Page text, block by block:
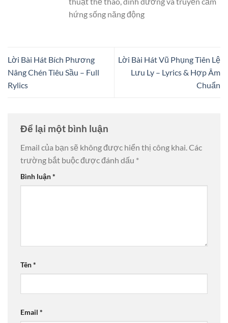
hứng sống năng động
Lời Bài Hát Bích Phương
Nâng Chén Tiêu Sầu – Full
Rylics
Lời Bài Hát Vũ Phụng Tiên Lệ
Lưu Ly – Lyrics & Hợp Âm
Chuẩn
Để lại một bình luận
Email của bạn sẽ không được hiển thị công khai.Các
trường bắt buộc được đánh dấu *
Bình luận*
Tên*
Email *